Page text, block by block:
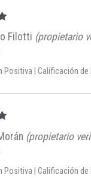
Filotti (propietario
Positiva | Calificación de
(propietario
Positiva | Calificación de